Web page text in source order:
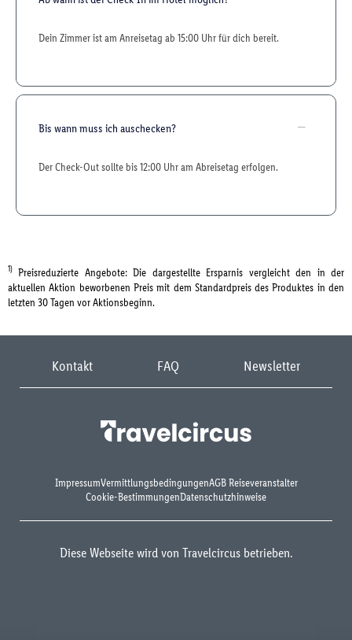
Dein Zimmer ist am Anreisetag ab 15:00 Uhr für dich bereit.
Bis wann muss ich auschecken?
Der Check-Out sollte bis 12:00 Uhr am Abreisetag erfolgen.
1) Preisreduzierte Angebote: Die dargestellte Ersparnis vergleicht den in der
aktuellen Aktion beworbenen Preis mit dem Standardpreis des Produktes in den
letzten 30 Tagen vor Aktionsbeginn.
Kontakt FAQ Newsletter
ImpressumVermittlungsbedingungenAGB Reiseveranstalter
Cookie-BestimmungenDatenschutzhinweise
Diese Webseite wird von Travelcircus betrieben.